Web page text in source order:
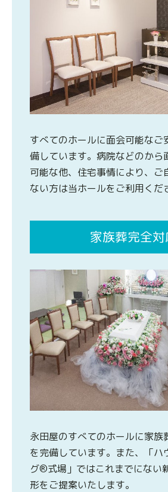
すべてのホールに面会可能なご
備しています。病院などのから
可能な他、住宅事情により、ご
ない方は当ホールをご利用くだ
家族葬完全
永田屋のすべてのホールに家族
を完備しています。また、「ハ
グ®式場」ではこれまでにない
形をご提案いたします。